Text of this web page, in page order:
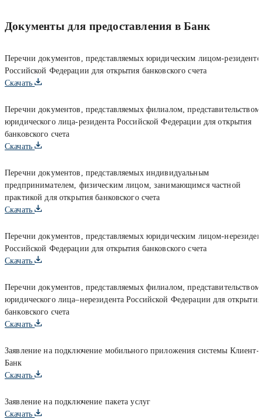
Документы для предоставления в Банк
Перечни документов, представляемых юридическим лицом-
Российской Федерации для открытия банковского счета
Скачать
Перечни документов, представляемых филиалом, представительством
юридического лица-резидента Российской Федерации для открытия
банковского счета
Скачать
Перечни документов, представляемых индивидуальным
предпринимателем, физическим лицом, занимающимся частной
практикой для открытия банковского счета
Скачать
Перечни документов, представляемых юридическим лицом-
Российской Федерации для открытия банковского счета
Скачать
Перечни документов, представляемых филиалом, представительством
юридического лица–нерезидента Российской Федерации для открытия
банковского счета
Скачать
Заявление на подключение мобильного приложения системы Клиент-
Банк
Скачать
Заявление на подключение пакета услуг
Скачать